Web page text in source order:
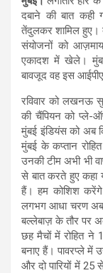
दबाने की बात
तेंदुलकर शामिल हुए।
संयोजनों को
एकादश में खेले।
बावजूद वह इस
रविवार को लखनऊ
की चैंपियन को प्ले-
मुंबई इंडियंस को अब
मुंबई के कप्तान
उनकी टीम अभी भी
से बात करते हुए कहा
हैं। हम कोशिश
लगभग आधा चरण अब
बल्लेबाज़ के तौर पर
छह मैचों में रोहित
बनाए हैं। पावरप्ले में
और दो पारियों में